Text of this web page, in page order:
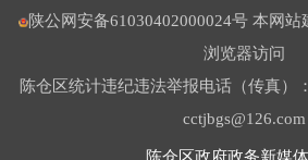
陕公网安备61030402000024号本网站
浏览器访问
陈仓区统计违纪违法举报电话（传真）
cctjbgs@126.com